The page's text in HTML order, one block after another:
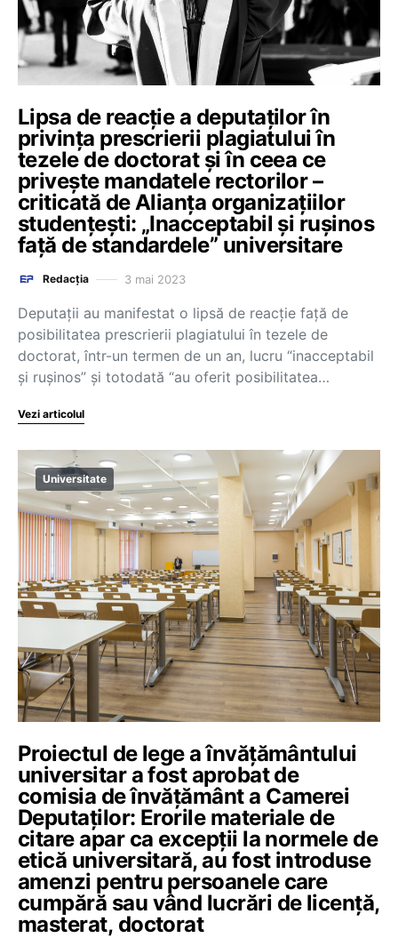
Lipsa de reacție a deputaților în
privința prescrierii plagiatului în
tezele de doctorat și în ceea ce
privește mandatele rectorilor –
criticată de Alianța organizațiilor
studențești: „Inacceptabil și rușinos
față de standardele” universitare
Redacția 3 mai 2023
Deputații au manifestat o lipsă de reacție față de
posibilitatea prescrierii plagiatului în tezele de
doctorat, într-un termen de un an, lucru “inacceptabil
și rușinos” și totodată “au oferit posibilitatea…
Vezi articolul
Universitate
Proiectul de lege a învățământului
universitar a fost aprobat de
comisia de învățământ a Camerei
Deputaților: Erorile materiale de
citare apar ca excepții la normele de
etică universitară, au fost introduse
amenzi pentru persoanele care
cumpără sau vând lucrări de licență,
masterat, doctorat